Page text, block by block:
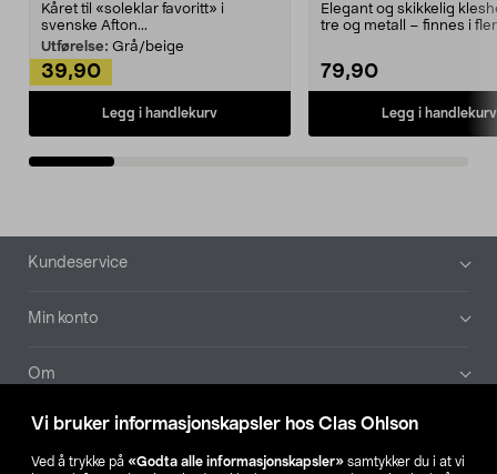
Vi bruker informasjonskapsler hos Clas Ohlson
Ved å trykke på «Godta alle informasjonskapsler» samtykker du i at vi
Kåret til «soleklar favoritt» i
svenske Afton...
Utførelse: Grå/beige
39,90
Legg i handlekurv
Elegant og skikkelig
tre og metall – finnes i
79,90
Legg i handlekurv
Bunntekst
Kundeservice
Min konto
Om
Aktuelt